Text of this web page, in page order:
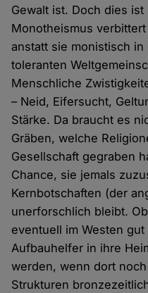
Gewalt ist. Doch dies
Monotheismus
anstatt sie monistisch
toleranten
Menschliche
– Neid, Eifersucht,
Stärke. Da braucht es
Gräben, welche
Gesellschaft gegraben
Chance, sie jemals
Kernbotschaften (der
unerforschlich bleibt.
eventuell im Westen
Aufbauhelfer in ihre
werden, wenn dort
Strukturen